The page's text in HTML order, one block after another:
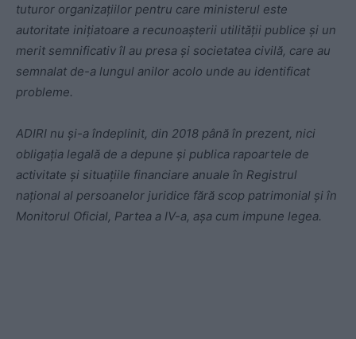
tuturor organizațiilor pentru care ministerul este
autoritate inițiatoare a recunoașterii utilității publice și un
merit semnificativ îl au presa și societatea civilă, care au
semnalat de-a lungul anilor acolo unde au identificat
probleme.
ADIRI nu și-a îndeplinit, din 2018 până în prezent, nici
obligația legală de a depune și publica rapoartele de
activitate și situațiile financiare anuale în Registrul
național al persoanelor juridice fără scop patrimonial și în
Monitorul Oficial, Partea a IV-a, așa cum impune legea.